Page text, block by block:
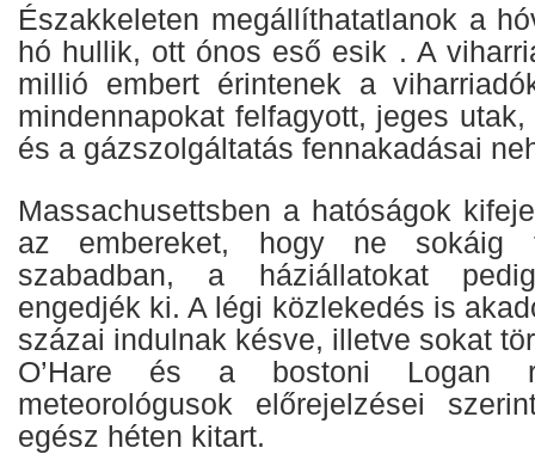
Északkeleten megállíthatatlanok a
hó hullik, ott ónos eső esik . A
millió embert érintenek a
mindennapokat felfagyott, jeges
és a gázszolgáltatás fennakadásai
Massachusettsben a hatóságok
az embereket, hogy ne sokáig
szabadban, a háziállatokat
engedjék ki. A légi közlekedés is
százai indulnak késve, illetve sokat
O’Hare és a bostoni Logan
meteorológusok előrejelzései
egész héten kitart.